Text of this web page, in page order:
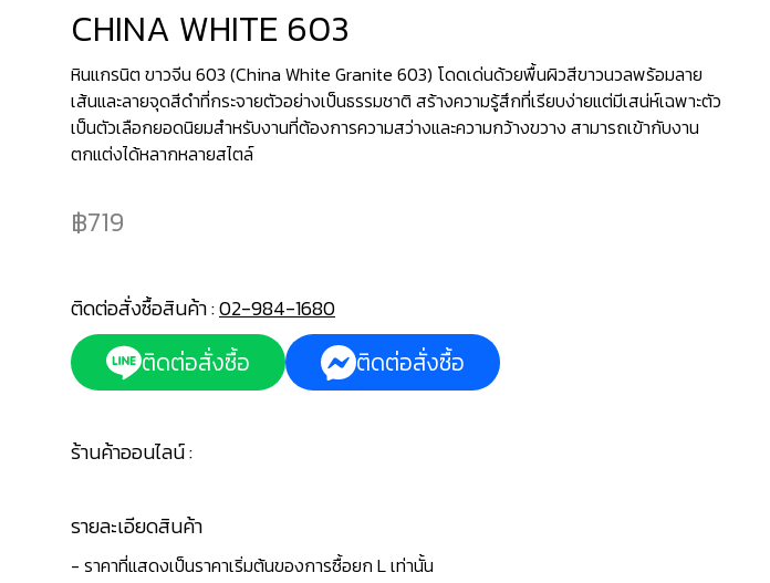
CHINA WHITE 603
หินแกรนิต ขาวจีน 603 (China White Granite 603) โดดเด่นด้วยพื้นผิวสีขาวนวลพร้อมลาย
เส้นและลายจุดสีดำที่กระจายตัวอย่างเป็นธรรมชาติ สร้างความรู้สึกที่เรียบง่ายแต่มีเสน่ห์เฉพาะตัว
เป็นตัวเลือกยอดนิยมสำหรับงานที่ต้องการความสว่างและความกว้างขวาง สามารถเข้ากับงาน
ตกแต่งได้หลากหลายสไตล์
719
ติดต่อสั่งซื้อสินค้า :02-984-1680
ติดต่อสั่งซื้อ ติดต่อสั่งซื้อ
ร้านค้าออนไลน์ :
รายละเอียดสินค้า
- ราคาที่แสดงเป็นราคาเริ่มต้นของการซื้อยก L เท่านั้น